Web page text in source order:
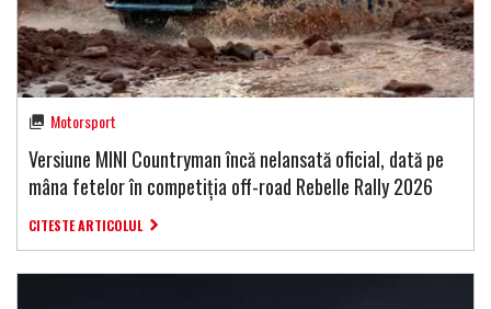
Motorsport
Versiune MINI Countryman încă nelansată oficial, dată pe
mâna fetelor în competiția off-road Rebelle Rally 2026
CITESTE ARTICOLUL